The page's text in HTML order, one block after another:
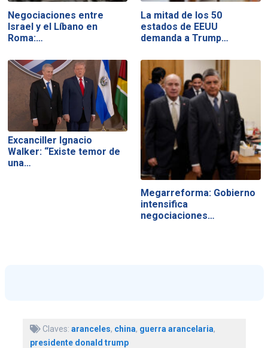
Negociaciones entre
Israel y el Líbano en
Roma:…
La mitad de los 50
estados de EEUU
demanda a Trump…
Excanciller Ignacio
Walker: “Existe temor de
una…
Megarreforma: Gobierno
intensifica
negociaciones…
Claves: aranceles, china, guerra arancelaria,
presidente donald trump